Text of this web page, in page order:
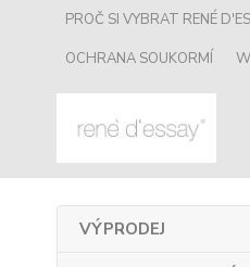
PROČ SI VYBRAT RENÉ
OCHRANA SOUKORMÍ
VÝPRODEJ